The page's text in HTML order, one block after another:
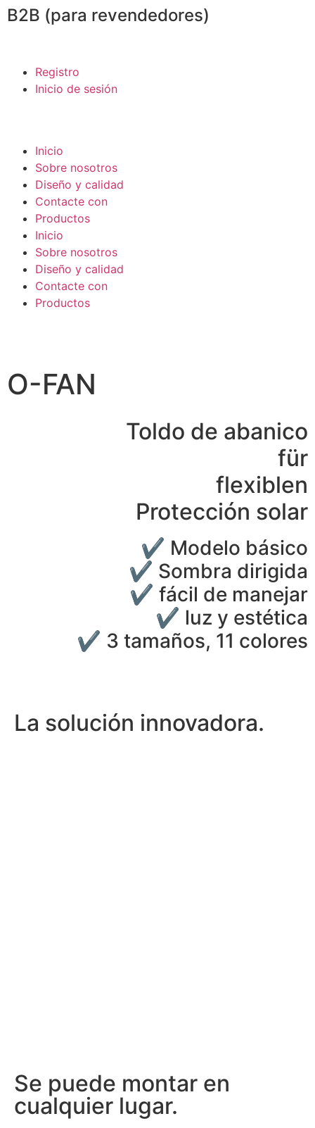
B2B (para revendedores)
Registro
Inicio de sesión
Inicio
Sobre nosotros
Diseño y calidad
Contacte con
Productos
Inicio
Sobre nosotros
Diseño y calidad
Contacte con
Productos
O-FAN
Toldo de abanico
für
flexiblen
Protección solar
✔ Modelo básico
✔ Sombra dirigida
✔ fácil de manejar
✔ luz y estética
✔ 3 tamaños, 11 colores
La solución innovadora.
Se puede montar en
cualquier lugar.